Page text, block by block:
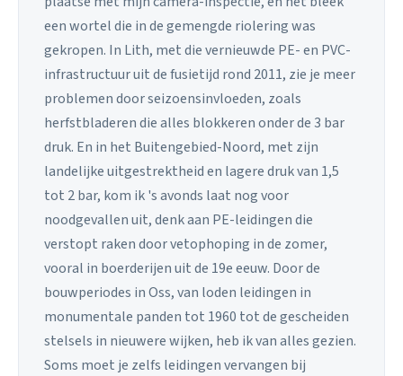
een wortel die in de gemengde riolering was
gekropen. In Lith, met die vernieuwde PE- en PVC-
infrastructuur uit de fusietijd rond 2011, zie je meer
problemen door seizoensinvloeden, zoals
herfstbladeren die alles blokkeren onder de 3 bar
druk. En in het Buitengebied-Noord, met zijn
landelijke uitgestrektheid en lagere druk van 1,5
tot 2 bar, kom ik 's avonds laat nog voor
noodgevallen uit, denk aan PE-leidingen die
verstopt raken door vetophoping in de zomer,
vooral in boerderijen uit de 19e eeuw. Door de
bouwperiodes in Oss, van loden leidingen in
monumentale panden tot 1960 tot de gescheiden
stelsels in nieuwere wijken, heb ik van alles gezien.
Soms moet je zelfs leidingen vervangen bij